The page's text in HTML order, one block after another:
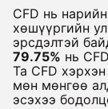
CFD нь
хөшүүргийн
эрсдэлтэй
79.75% нь
Та CFD
мөн мөнгөө
эсэхээ